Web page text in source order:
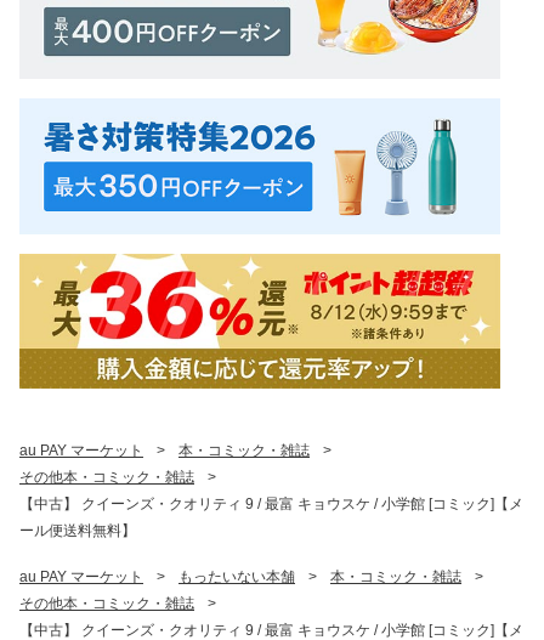
au PAY マーケット > 本・コミック・雑誌
>
その他本・コミック・雑誌
>
【中古】 クイーンズ・クオリティ 9 / 最富 キョウスケ / 小学館 [コミック]【メ
ール便送料無料】
au PAY マーケット > もったいない本舗 > 本・コミック・雑誌
>
その他本・コミック・雑誌
>
【中古】 クイーンズ・クオリティ 9 / 最富 キョウスケ / 小学館 [コミック]【メ